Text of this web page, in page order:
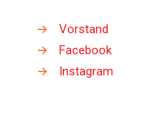
→
Vorstand
→
Facebook
→
Instagram